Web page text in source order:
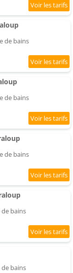
de bains
de bains
de bains
de bains
de bains